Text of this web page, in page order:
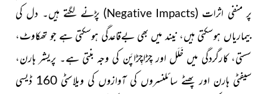
پر منفی اثرات (
Negative Impacts
) پڑنے لگتے ہیں۔ دل کی
بیماریاں ہوسکتی ہیں، نیند میں بھی بےقاعدگی ہوسکتی ہے جو تھکاوٹ،
سستی، کارگردگی میں خَلَل اور چِڑاچِڑاپَن کی وجہ بنتی ہے۔ پریشر ہارن،
سیفٹی ہارن اور پھٹے سائلنسروں کی آوازوں کی ویلاسٹی 160
ڈیسی